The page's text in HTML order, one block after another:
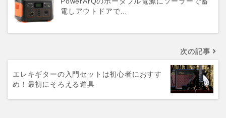
電しアウトドアで…
次の記事
エレキギターの入門セットは初心者におすす
め！最初にそろえる道具